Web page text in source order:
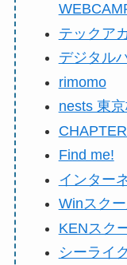
テックア
デジタル
rimomo
nests 東
Find me!
インター
Winスク
KENスク
シーライ